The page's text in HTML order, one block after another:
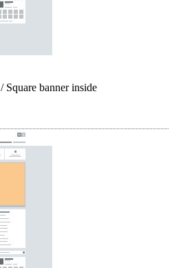
/ Square banner inside